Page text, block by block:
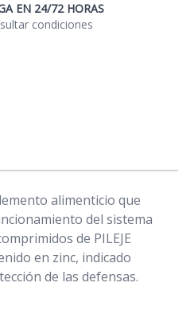
EN 24/72 HORAS
condiciones
alimenticio que
del sistema
de PILEJE
en zinc, indicado
de las defensas.